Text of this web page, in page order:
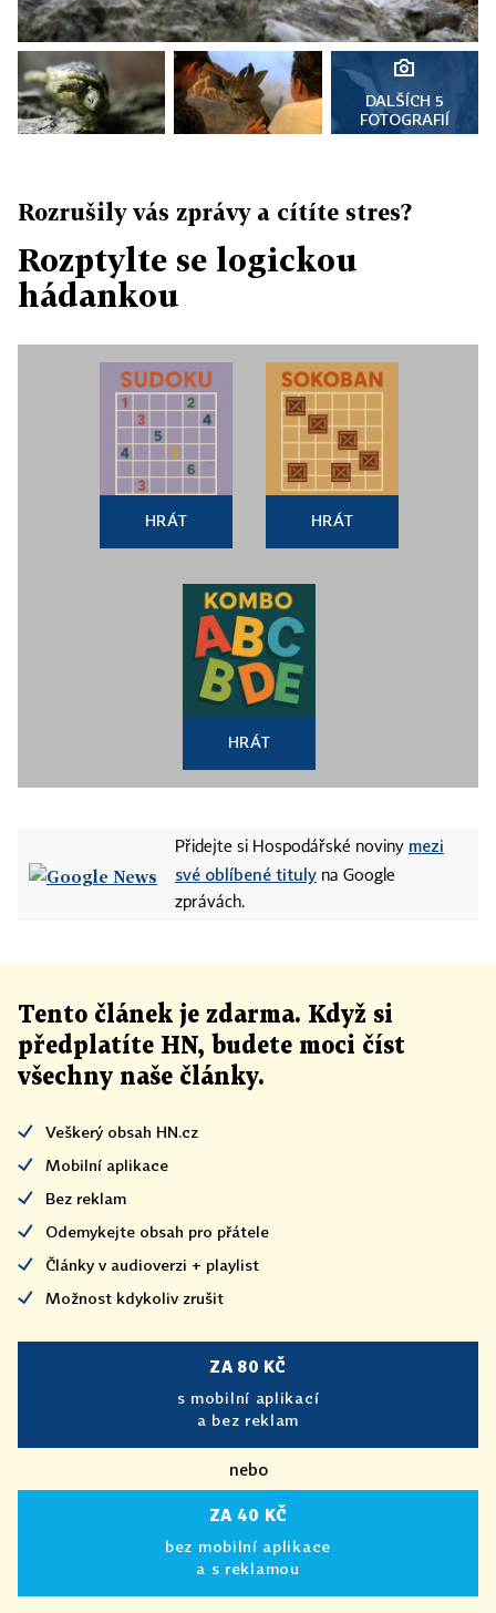
DALŠÍCH 5
FOTOGRAFIÍ
Rozrušily vás zprávy a cítíte stres?
Rozptylte se logickou
hádankou
HRÁT HRÁT
HRÁT
Přidejte si Hospodářské noviny mezi
své oblíbené tituly na Google
zprávách.
Tento článek je zdarma. Když si
předplatíte HN, budete moci číst
všechny naše články.
Veškerý obsah HN.cz
Mobilní aplikace
Bez reklam
Odemykejte obsah pro přátele
Články v audioverzi + playlist
Možnost kdykoliv zrušit
ZA 80 KČ
s mobilní aplikací
a bez reklam
nebo
ZA 40 KČ
bez mobilní aplikace
a s reklamou